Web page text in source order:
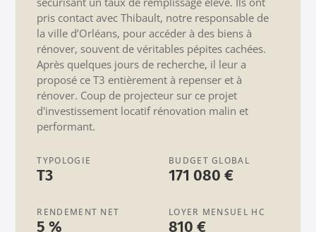
pris contact avec Thibault, notre responsable de
la ville d’Orléans, pour accéder à des biens à
rénover, souvent de véritables pépites cachées.
Après quelques jours de recherche, il leur a
proposé ce T3 entièrement à repenser et à
rénover. Coup de projecteur sur ce projet
d'investissement locatif rénovation malin et
performant.
TYPOLOGIE
T3
BUDGET GLOBAL
171 080 €
RENDEMENT NET
5 %
LOYER MENSUEL HC
810 €